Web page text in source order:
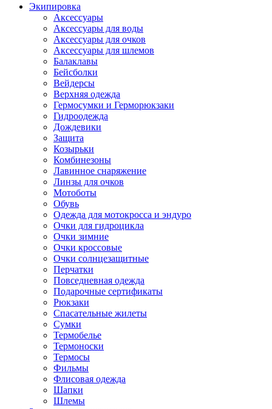
Экипировка
Аксессуары
Аксессуары для воды
Аксессуары для очков
Аксессуары для шлемов
Балаклавы
Бейсболки
Вейдерсы
Верхняя одежда
Гермосумки и Герморюкзаки
Гидроодежда
Дождевики
Защита
Козырьки
Комбинезоны
Лавинное снаряжение
Линзы для очков
Мотоботы
Обувь
Одежда для мотокросса и эндуро
Очки для гидроцикла
Очки зимние
Очки кроссовые
Очки солнцезащитные
Перчатки
Повседневная одежда
Подарочные сертификаты
Рюкзаки
Спасательные жилеты
Сумки
Термобелье
Термоноски
Термосы
Фильмы
Флисовая одежда
Шапки
Шлемы